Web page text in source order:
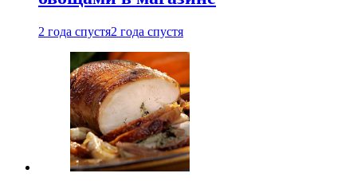
2 года спустя2 года спустя